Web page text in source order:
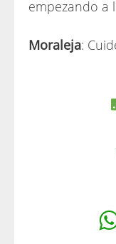
empezando a
Moraleja: